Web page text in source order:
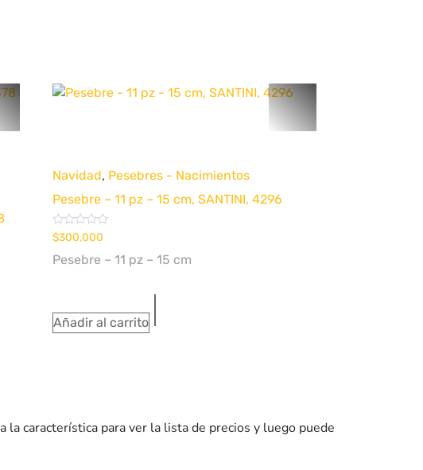
Navidad, Pesebres - Nacimientos
Pesebre – 11 pz – 15 cm, SANTINI, 4296
Valorado
con
0
de
$300,000
Pesebre – 11 pz – 15 cm
Añadir al carrito
característica para ver la lista de precios y luego puede